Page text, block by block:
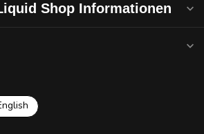
Shop Informationen